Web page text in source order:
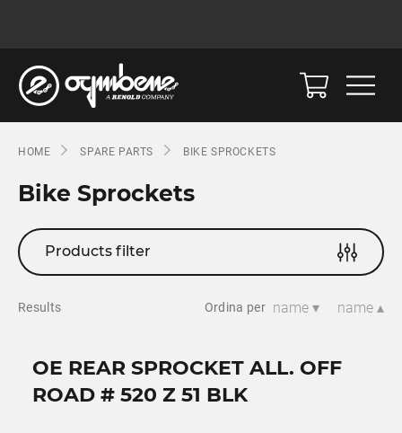
HOME SPARE PARTS BIKE SPROCKETS
Bike Sprockets
Products filter
Results Ordina per name ▾ name ▴
OE REAR SPROCKET ALL. OFF
ROAD # 520 Z 51 BLK